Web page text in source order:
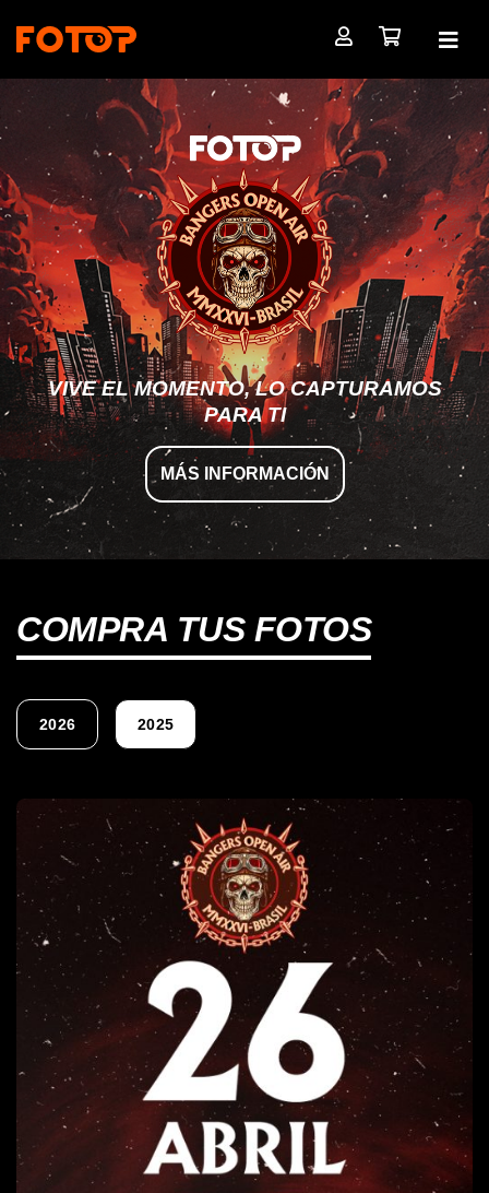
VIVE EL MOMENTO, LO CAPTURAMOS
PARA TI
MÁS INFORMACIÓN
COMPRA TUS FOTOS
2026 2025